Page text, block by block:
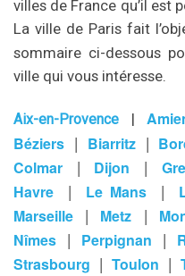
villes de France qu’il est
La ville de Paris fait
sommaire ci-dessous
ville qui vous intéresse.
Aix-en-Provence |
Béziers | Biarritz|
Colmar | Dijon |
Havre | Le Mans|
Marseille | Metz |
Nîmes | Perpignan |
Strasbourg | Toulon |